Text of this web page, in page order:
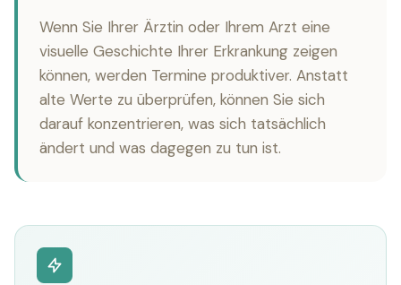
Wenn Sie Ihrer Ärztin oder Ihrem Arzt eine
visuelle Geschichte Ihrer Erkrankung zeigen
können, werden Termine produktiver. Anstatt
alte Werte zu überprüfen, können Sie sich
darauf konzentrieren, was sich tatsächlich
ändert und was dagegen zu tun ist.